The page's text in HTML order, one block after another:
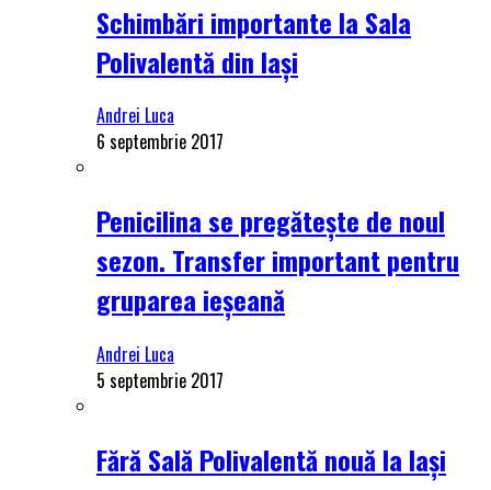
Schimbări importante la Sala
Polivalentă din Iași
Andrei Luca
6 septembrie 2017
Penicilina se pregătește de noul
sezon. Transfer important pentru
gruparea ieșeană
Andrei Luca
5 septembrie 2017
Fără Sală Polivalentă nouă la Iași